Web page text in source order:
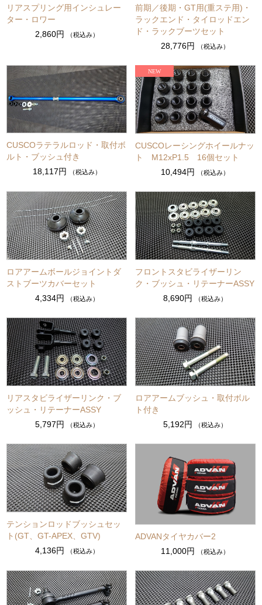
リアスプリング用インシュレー
ター・ロワー
2,860円
（税込み）
前期／後期・GT用(重ステ用)・
ラックエンド・タイロッドエン
ド・ラックブーツセット
28,776円
（税込み）
CUSCOラテラルロッド・取付ボ
ルト・ブッシュ付き
18,117円
（税込み）
CUSCOレーシングホイールナッ
ト M12xP1.5 16個セット
10,494円
（税込み）
ロアアームボールジョイントダ
ストブーツカバーセット
4,334円
（税込み）
フロントスタビライザーリン
ク・ブッシュ・リテーナーASSY
8,690円
（税込み）
リアスタビライザーリンク・ブ
ッシュ・リテーナーASSY
5,797円
（税込み）
ロアアームブッシュ・取付ボル
ト付き
5,192円
（税込み）
テンションロッドブッシュセッ
ト(GT、GT-APEX、GTV)
4,136円
（税込み）
ADVANタイヤカバー2
11,000円
（税込み）